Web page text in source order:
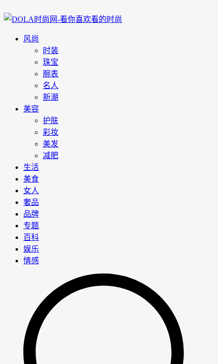
风尚
时装
珠宝
腕表
名人
新潮
美容
护肤
彩妆
美发
减肥
生活
美食
女人
奢品
品牌
专题
百科
娱乐
情感